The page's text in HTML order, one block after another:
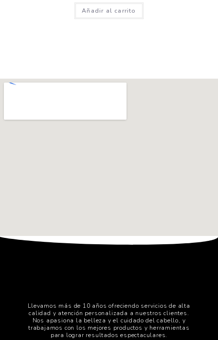
Añadir al carrito
Llevamos más de 10 años ofreciendo servicios de alta
calidad y atención personalizada a nuestros clientes.
Nos apasiona la belleza y el cuidado del cabello, y
trabajamos con los mejores productos y herramientas
para lograr resultados espectaculares.